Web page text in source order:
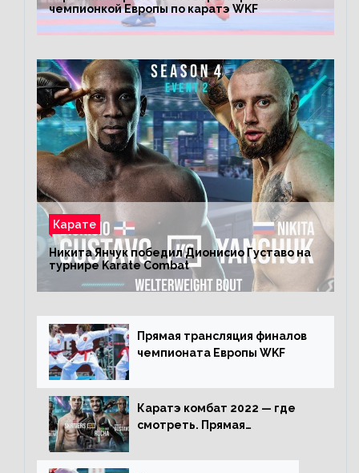
чемпионкой Европы по каратэ WKF
Карате
Никита Янчук победил Дионисио Густаво на
турнире Karate Combat
Прямая трансляция финалов
чемпионата Европы WKF
Каратэ комбат 2022 — где
смотреть. Прямая